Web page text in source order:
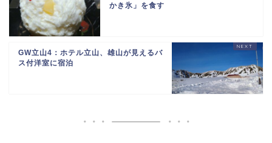
かき氷」を食す
GW立山4：ホテル立山、雄山が見えるバ
ス付洋室に宿泊